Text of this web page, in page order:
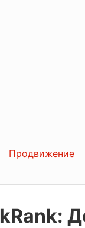
Продвижение